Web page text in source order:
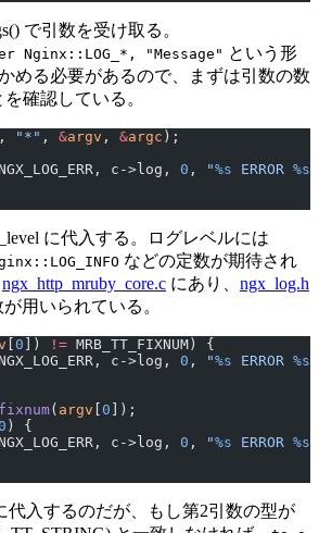
で引数を受け取る。
Nginx::LOG_*, "Message" という形
める必要があるので、まずは引数の数
確認している。
"*" , &argv , &argc );
c->log, 0 , "%s ERROR %s
に代入する。ログレベルには
などの定数が期待され
ngx_http_mruby_core.c にあり、 ngx_log.h
用いられている。
0 ]) != MRB_TT_FIXNUM) {
c->log, 0 , "%s ERROR %s
( argv 0 ]);
) {
c->log, 0 , "%s ERROR %s
代入するのだが、もし第2引数の型が